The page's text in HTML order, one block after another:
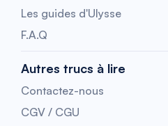
Les guides d'Ulysse
F.A.Q
Autres trucs à lire
Contactez-nous
CGV / CGU